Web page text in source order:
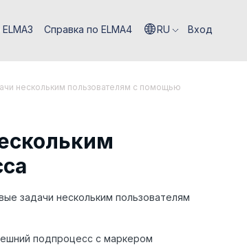
Справка по ELMA4 RU Вход
нескольким пользователям с помощью
задачи нескольким пользователям
подпроцесс с маркером